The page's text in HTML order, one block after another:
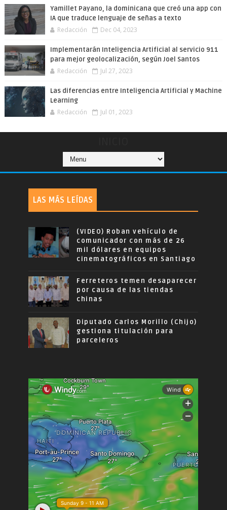
Yamillet Payano, la dominicana que creó una app con
IA que traduce lenguaje de señas a texto
Redacción Dec 04, 2023
Implementarán Inteligencia Artificial al servicio 911
para mejor geolocalización, según Joel Santos
Redacción Jul 27, 2023
Las diferencias entre Inteligencia Artificial y Machine
Learning
Redacción Jul 01, 2023
LAS MÁS LEÍDAS
(VIDEO) Roban vehículo de
comunicador con más de 26
mil dólares en equipos
cinematográficos en Santiago
Ferreteros temen desaparecer
por causa de las tiendas
chinas
Diputado Carlos Morillo (Chijo)
gestiona titulación para
parceleros